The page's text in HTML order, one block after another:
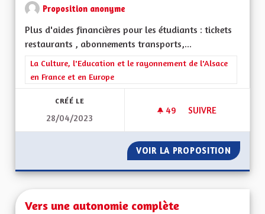
Proposition anonyme
Plus d'aides financières pour les étudiants : tickets
restaurants , abonnements transports,...
Filtrer les résultats de la catégorie : La Culture, l'Education et
La Culture, l'Education et le rayonnement de l'Alsace
en France et en Europe
CRÉÉ LE
28/04/2023
49 49 ABONNÉS
SUIVRE
VOIR LA PROPOSITION AIDES
Vers une autonomie complète